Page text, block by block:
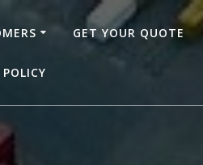
GET YOUR QUOTE